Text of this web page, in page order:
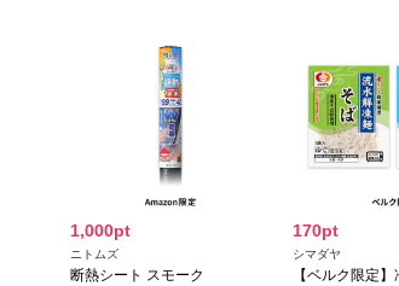
1,000pt
ニトムズ
断熱シート スモーク
170pt
シマダヤ